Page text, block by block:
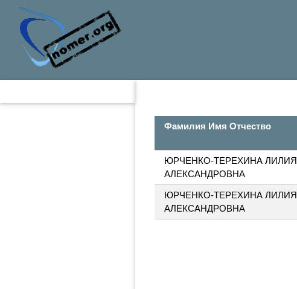
Фамилия Имя Отчество
ЮРЧЕНКО-ТЕРЕХИНА ЛИЛИЯ
АЛЕКСАНДРОВНА
ЮРЧЕНКО-ТЕРЕХИНА ЛИЛИЯ
АЛЕКСАНДРОВНА